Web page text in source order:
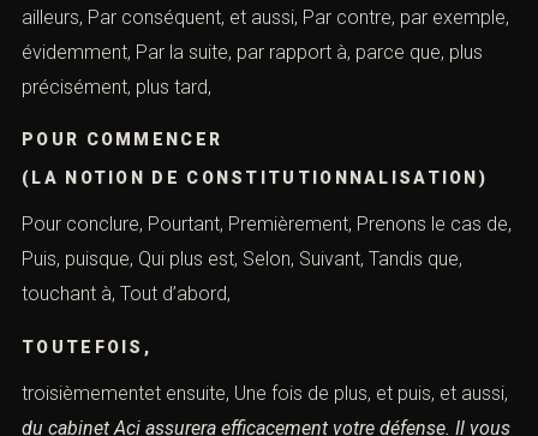
encore une fois, Enfin, ensuite, étant donné que,
Finalement, grâce à, il est question de, de même, Il s’agit
de, il y a aussi,
MAIS
(LA NOTION DE CONSTITUTIONNALISATION)
Malgré cela, Malgré tout, Néanmoins, Outre cela, Par
ailleurs, Par conséquent, et aussi, Par contre, par
exemple, évidemment, Par la suite, par rapport à, parce
POUR COMMENCER
(LA NOTION DE CONSTITUTIONNALISATION)